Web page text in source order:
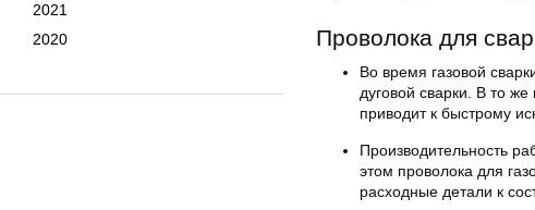
2021
2020
Проволока для
Во время газовой
дуговой сварки. В то
приводит к быстрому
Производительность
этом проволока для
расходные детали к